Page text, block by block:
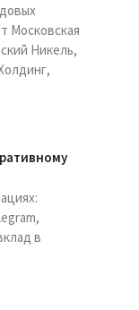
Московская
Никель,
в